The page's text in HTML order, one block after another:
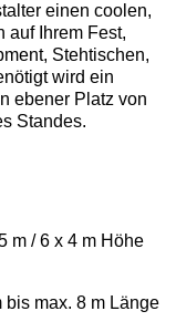
einen coolen,
auf Ihrem Fest,
Stehtischen,
wird ein
ebener Platz von
Standes.
m / 6 x 4 m Höhe
max. 8 m Länge